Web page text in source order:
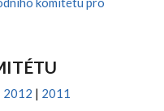
2012 | 2011